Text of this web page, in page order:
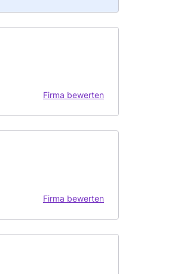
Firma bewerten
Firma bewerten